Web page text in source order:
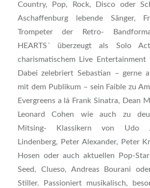
Country, Pop, Rock, Disco oder
Aschaffenburg lebende Sänger,
Trompeter der Retro-
HEARTS´ überzeugt als Solo
charismatischem Live Entertainment
Dabei zelebriert Sebastian – gerne
mit dem Publikum – sein Faible zu
Evergreens a lá Frank Sinatra, Dean
Leonard Cohen wie auch zu
Mitsing- Klassikern von Udo
Lindenberg, Peter Alexander, Peter
Hosen oder auch aktuellen Pop-
Seed, Clueso, Andreas Bourani
Stiller. Passioniert musikalisch,